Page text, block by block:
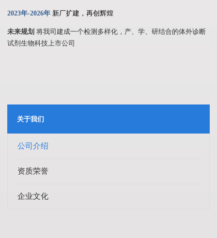
2023年-2026年 新厂扩建，再创辉煌
未来规划 将我司建成一个检测多样化，产、学、研结合的体外诊断
试剂生物科技上市公司
关于我们
公司介绍
资质荣誉
企业文化